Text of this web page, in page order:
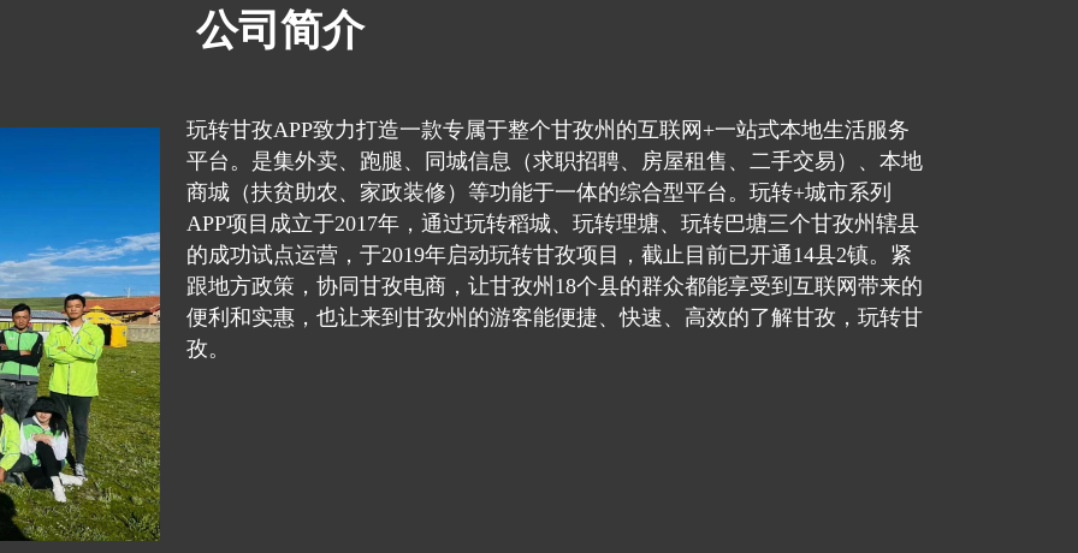
公司简介
玩转甘孜APP致力打造一款专属于整个甘孜州的互联网+一站式本地生活服务
平台。是集外卖、跑腿、同城信息（求职招聘、房屋租售、二手交易）、本地
商城（扶贫助农、家政装修）等功能于一体的综合型平台。玩转+城市系列
APP项目成立于2017年，通过玩转稻城、玩转理塘、玩转巴塘三个甘孜州辖县
的成功试点运营，于2019年启动玩转甘孜项目，截止目前已开通14县2镇。紧
跟地方政策，协同甘孜电商，让甘孜州18个县的群众都能享受到互联网带来的
便利和实惠，也让来到甘孜州的游客能便捷、快速、高效的了解甘孜，玩转甘
孜。